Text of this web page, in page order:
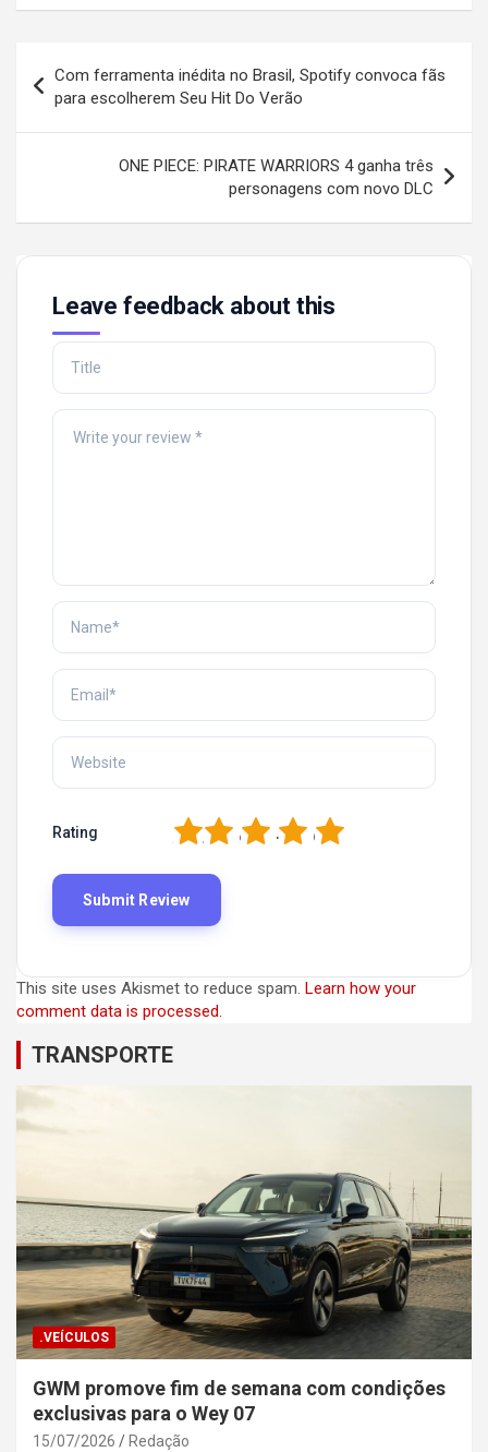
navigation
Com ferramenta inédita no Brasil, Spotify convoca fãs
para escolherem Seu Hit Do Verão
ONE PIECE: PIRATE WARRIORS 4 ganha três
personagens com novo DLC
Leave feedback about this
Rating 5
4
3
2
This site uses Akismet to reduce spam. Learn how your
comment data is processed.
TRANSPORTE
.VEÍCULOS
GWM promove fim de semana com condições
exclusivas para o Wey 07
15/07/2026 Redação